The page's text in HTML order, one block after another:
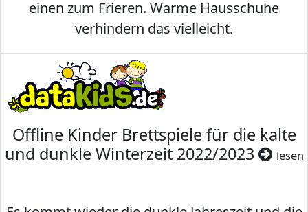
einen zum Frieren. Warme Hausschuhe
verhindern das vielleicht.
Offline Kinder Brettspiele für die kalte
und dunkle Winterzeit 2022/2023
lesen